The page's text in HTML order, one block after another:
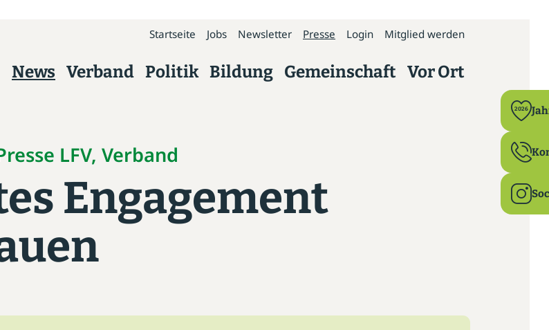
Startseite Jobs Newsletter Presse Login Mitglied werden
2026
News Verband Politik Bildung Gemeinschaft Vor Ort
LFV, Verband
Engagement
uns
Ehrenamt